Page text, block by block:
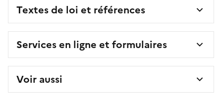
Textes de loi et références
Services en ligne et formulaires
Voir aussi